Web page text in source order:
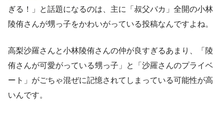
ぎる！」と話題になるのは、主に「叔父バカ」全開の小林
陵侑さんが甥っ子をかわいがっている投稿なんですよね。
高梨沙羅さんと小林陵侑さんの仲が良すぎるあまり、「陵
侑さんが可愛がっている甥っ子」と「沙羅さんのプライベ
ート」がごちゃ混ぜに記憶されてしまっている可能性が高
いんです。